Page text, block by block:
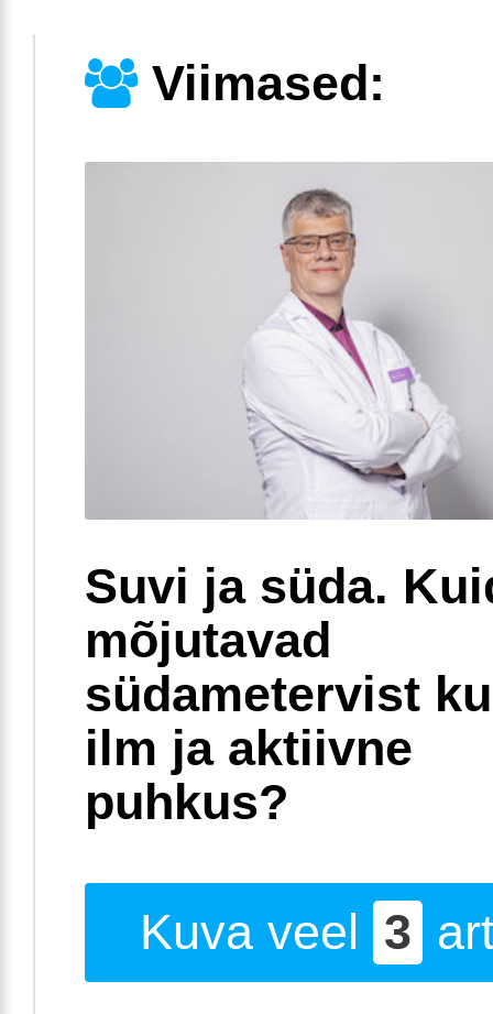
Viimased:
Suvi ja süda.
mõjutavad
südametervist
ilm ja aktiivne
puhkus?
Kuva veel 3